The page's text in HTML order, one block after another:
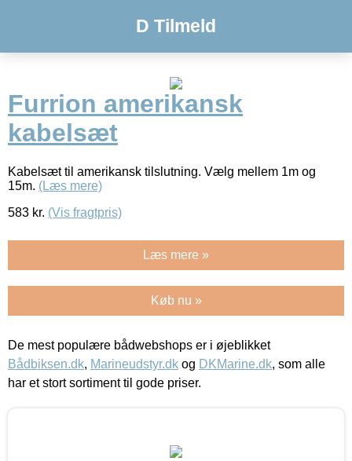
D Tilmeld
Furrion amerikansk
kabelsæt
Kabelsæt til amerikansk tilslutning. Vælg mellem 1m og
15m. (Læs mere)
583 kr. (Vis fragtpris)
Læs mere »
Køb nu »
De mest populære bådwebshops er i øjeblikket
Bådbiksen.dk, Marineudstyr.dk og DKMarine.dk, som alle
har et stort sortiment til gode priser.